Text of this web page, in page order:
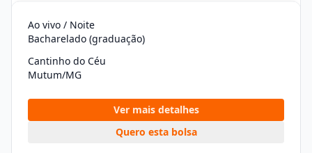
Ao vivo / Noite
Bacharelado (graduação)
Cantinho do Céu
Mutum/MG
Ver mais detalhes
Quero esta bolsa